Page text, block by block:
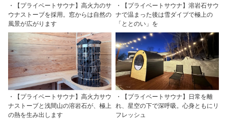
・【プライベートサウナ】高火力のサ
ウナストーブを採用。窓からは自然の
風景が広がります
・【プライベートサウナ】溶岩石サウ
ナで温まった後は雪ダイブで極上の
「ととのい」を
・【プライベートサウナ】高火力サウ
ナストーブと浅間山の溶岩石が、極上
の熱を生み出します
・【プライベートサウナ】日常を離
れ、星空の下で深呼吸。心身ともにリ
フレッシュ